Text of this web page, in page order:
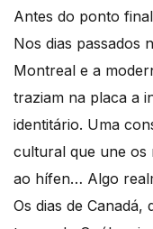
Antes do ponto
Nos dias passados
Montreal e a
traziam na placa a
identitário. Uma
cultural que une os
ao hífen… Algo
Os dias de Canadá,